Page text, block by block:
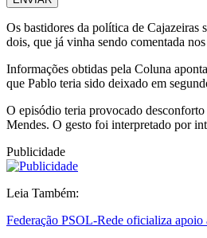
Os bastidores da política de Cajazeiras
dois, que já vinha sendo comentada
Informações obtidas pela Coluna
que Pablo teria sido deixado em
O episódio teria provocado
Mendes. O gesto foi interpretado por
Publicidade
Leia Também:
Federação PSOL-Rede oficializa apoio